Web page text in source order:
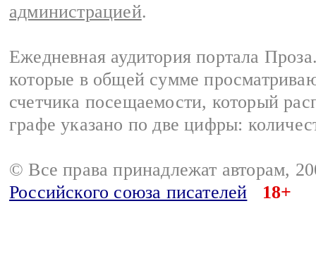
администрацией.
Ежедневная аудитория портала
которые в общей сумме
счетчика посещаемости, который
графе указано по две цифры:
© Все права принадлежат авторам,
Российского союза писателей
18+